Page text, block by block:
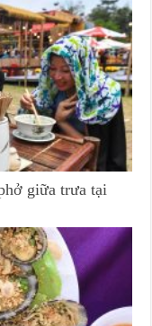
giữa trưa tại